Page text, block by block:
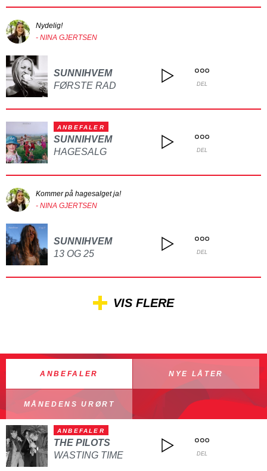
Nydelig!
- NINA GJERTSEN
SUNNIHVEM
FØRSTE RAD
DEL
ANBEFALER
SUNNIHVEM
HAGESALG
DEL
Kommer på hagesalget ja!
- NINA GJERTSEN
SUNNIHVEM
13 OG 25
DEL
VIS FLERE
ANBEFALER NYE LÅTER
MÅNEDENS URØRT
ANBEFALER
THE PILOTS
WASTING TIME
DEL